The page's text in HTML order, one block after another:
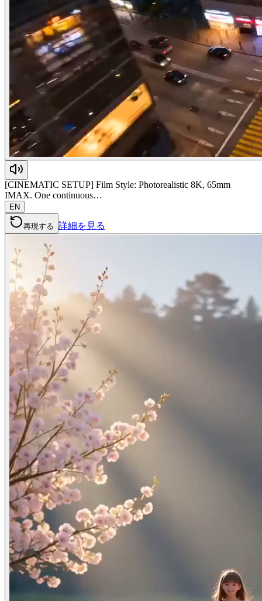
[CINEMATIC SETUP] Film Style: Photorealistic 8K, 65mm
IMAX. One continuous…
EN
再現する 詳細を見る